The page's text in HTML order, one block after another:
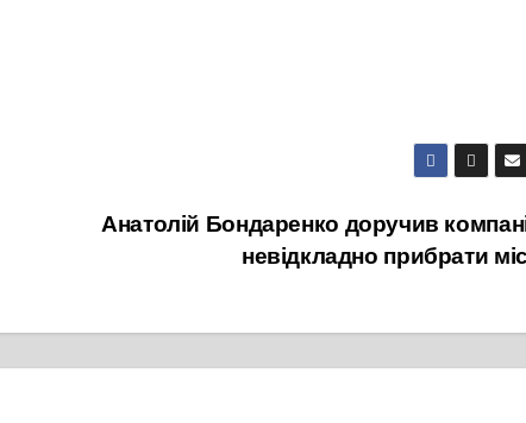
Анатолій Бондаренко доручив
невідкладно прибрати